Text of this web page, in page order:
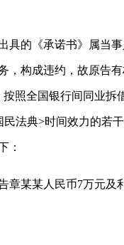
的《承诺书》属当
构成违约，故原告
照全国银行间同业
法典>时间效力的若
：
某某人民币7万元